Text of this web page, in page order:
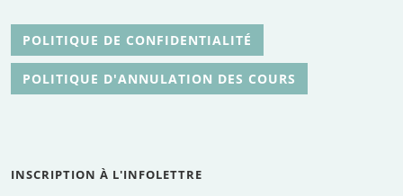
POLITIQUE DE CONFIDENTIALITÉ
POLITIQUE D'ANNULATION DES COURS
INSCRIPTION À L'INFOLETTRE